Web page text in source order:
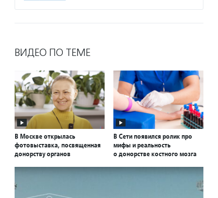
ВИДЕО ПО ТЕМЕ
В Москве открылась
фотовыставка, посвященная
донорству органов
В Сети появился ролик про
мифы и реальность
о донорстве костного мозга